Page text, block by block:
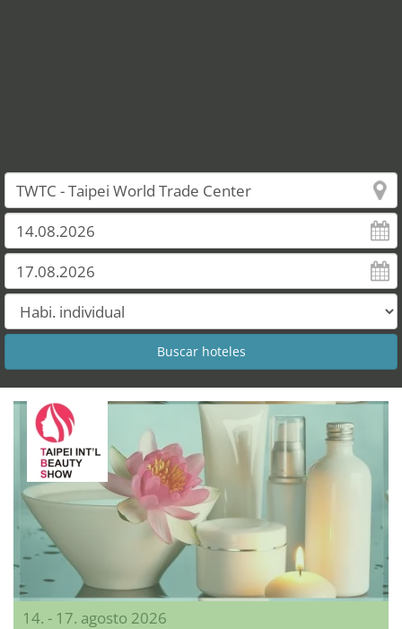
14. - 17. agosto 2026